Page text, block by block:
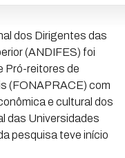
dos Dirigentes das
(ANDIFES) foi
Pró-reitores de
(FONAPRACE) com
e cultural dos
das Universidades
pesquisa teve início